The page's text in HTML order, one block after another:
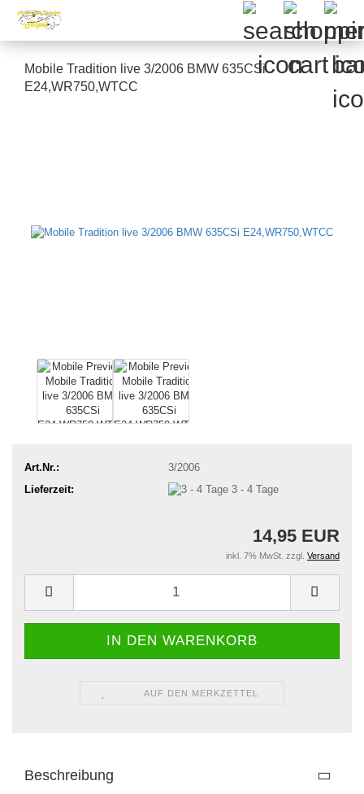
Mobile Tradition live 3/2006 BMW 635CSi
E24,WR750,WTCC
Art.Nr.:
3/2006
Lieferzeit:
3 - 4 Tage
14,95 EUR
inkl. 7% MwSt. zzgl. Versand
AUF DEN MERKZETTEL
Beschreibung